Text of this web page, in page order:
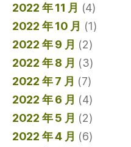
2022 年 11 月 (4)
2022 年 10 月 (1)
2022 年 9 月 (2)
2022 年 8 月 (3)
2022 年 7 月 (7)
2022 年 6 月 (4)
2022 年 5 月 (2)
2022 年 4 月 (6)